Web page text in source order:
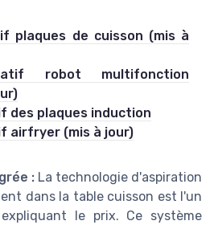
plaques de cuisson (mis à
robot multifonction
des plaques induction
airfryer (mis à jour)
: La technologie d'aspiration
dans la table cuisson est l'un
le prix. Ce système